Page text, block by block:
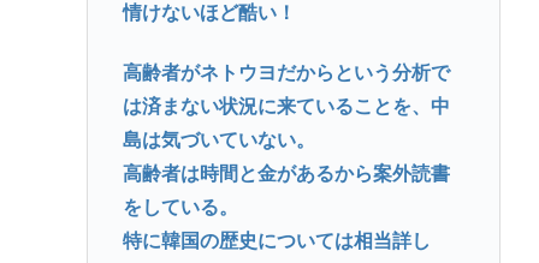
情けないほど酷い！
高齢者がネトウヨだからという分析で
は済まない状況に来ていることを、中
島は気づいていない。
高齢者は時間と金があるから案外読書
をしている。
特に韓国の歴史については相当詳し